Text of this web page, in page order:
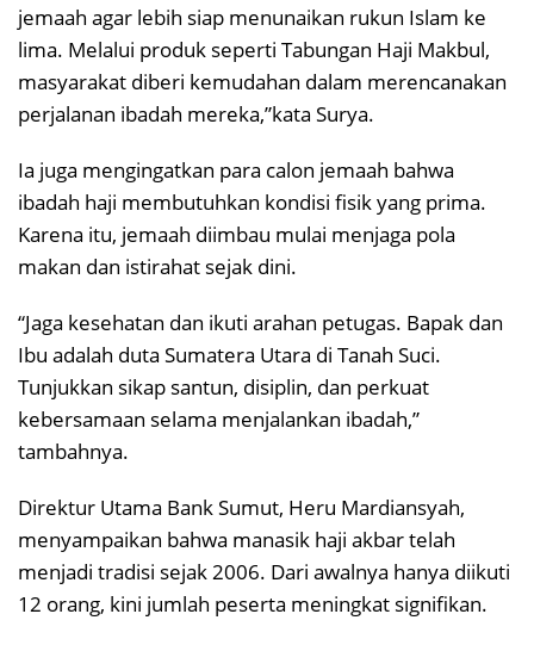
jemaah agar lebih siap menunaikan rukun Islam ke
lima. Melalui produk seperti Tabungan Haji Makbul,
masyarakat diberi kemudahan dalam merencanakan
perjalanan ibadah mereka,”kata Surya.
Ia juga mengingatkan para calon jemaah bahwa
ibadah haji membutuhkan kondisi fisik yang prima.
Karena itu, jemaah diimbau mulai menjaga pola
makan dan istirahat sejak dini.
“Jaga kesehatan dan ikuti arahan petugas. Bapak dan
Ibu adalah duta Sumatera Utara di Tanah Suci.
Tunjukkan sikap santun, disiplin, dan perkuat
kebersamaan selama menjalankan ibadah,”
tambahnya.
Direktur Utama Bank Sumut, Heru Mardiansyah,
menyampaikan bahwa manasik haji akbar telah
menjadi tradisi sejak 2006. Dari awalnya hanya diikuti
12 orang, kini jumlah peserta meningkat signifikan.